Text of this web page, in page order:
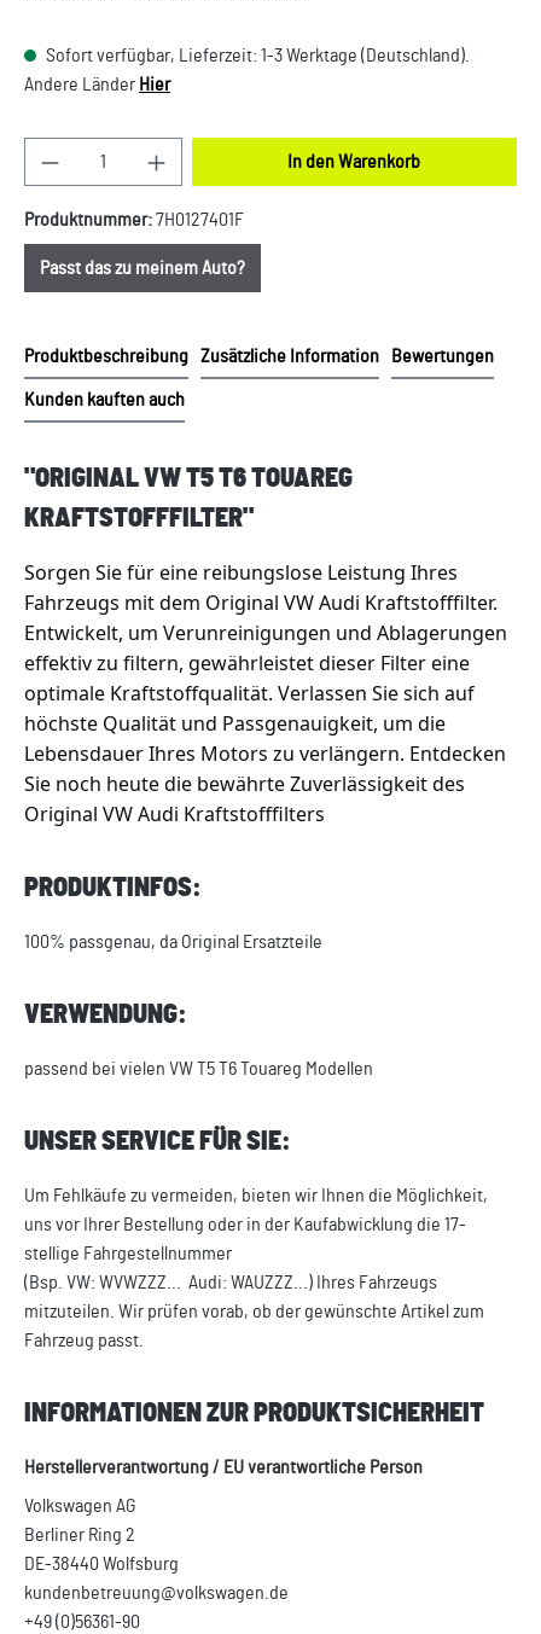
Sofort verfügbar, Lieferzeit: 1-3 Werktage (Deutschland).
Andere Länder Hier
Produkt Anzahl: Gib den gewünschten Wert ein
In den Warenkorb
Produktnummer:7H0127401F
Passt das zu meinem Auto?
Produktbeschreibung Zusätzliche Information Bewertungen
Kunden kauften auch
"ORIGINAL VW T5 T6 TOUAREG
KRAFTSTOFFFILTER"
Sorgen Sie für eine reibungslose Leistung Ihres
Fahrzeugs mit dem Original VW Audi Kraftstofffilter.
Entwickelt, um Verunreinigungen und Ablagerungen
effektiv zu filtern, gewährleistet dieser Filter eine
optimale Kraftstoffqualität. Verlassen Sie sich auf
höchste Qualität und Passgenauigkeit, um die
Lebensdauer Ihres Motors zu verlängern. Entdecken
Sie noch heute die bewährte Zuverlässigkeit des
Original VW Audi Kraftstofffilters
PRODUKTINFOS:
100% passgenau, da Original Ersatzteile
VERWENDUNG:
passend bei vielen VW T5 T6 Touareg Modellen
UNSER SERVICE FÜR SIE:
Um Fehlkäufe zu vermeiden, bieten wir Ihnen die Möglichkeit,
uns vor Ihrer Bestellung oder in der Kaufabwicklung die 17-
stellige Fahrgestellnummer
(Bsp. VW: WVWZZZ... Audi: WAUZZZ...) Ihres Fahrzeugs
mitzuteilen. Wir prüfen vorab, ob der gewünschte Artikel zum
Fahrzeug passt.
INFORMATIONEN ZUR PRODUKTSICHERHEIT
Herstellerverantwortung / EU verantwortliche Person
Volkswagen AG
Berliner Ring 2
DE-38440 Wolfsburg
kundenbetreuung@volkswagen.de
+49 (0)56361-90